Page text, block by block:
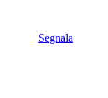
Segnala